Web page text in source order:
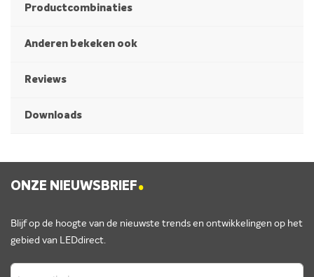
Productcombinaties
Anderen bekeken ook
Reviews
Downloads
ONZE NIEUWSBRIEF.
Blijf op de hoogte van de nieuwste trends en ontwikkelingen op het
gebied van LEDdirect.